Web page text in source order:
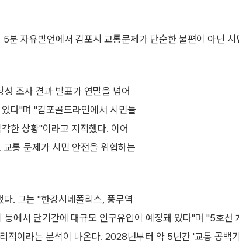
분 자유발언에서 김포시 교통문제가 단순한 불편이 아닌 시
조사 결과 발표가 연말을 넘어
다"며 "김포골드라인에서 시민들
한 상황"이라고 지적했다. 이어
통 문제가 시민 안전을 위협하는
. 그는 "한강시네폴리스, 풍무역
에서 단기간에 대규모 인구유입이 예정돼 있다"며 "5호선
이라는 분석이 나온다. 2028년부터 약 5년간 '교통 공백